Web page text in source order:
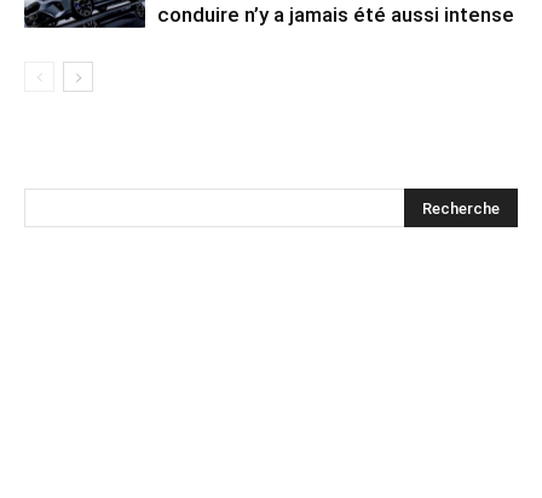
conduire n’y a jamais été aussi intense